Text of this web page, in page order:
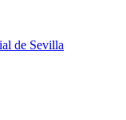
de Sevilla